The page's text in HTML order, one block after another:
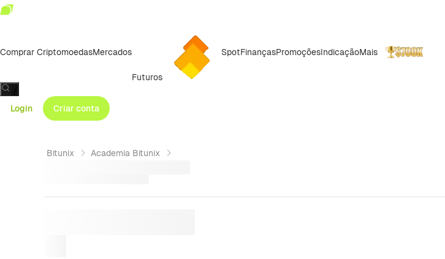
Comprar CriptomoedasMercados
Futuros
SpotFinançasPromoçõesIndicaçãoMais
Login
Criar conta
Bitunix Academia Bitunix